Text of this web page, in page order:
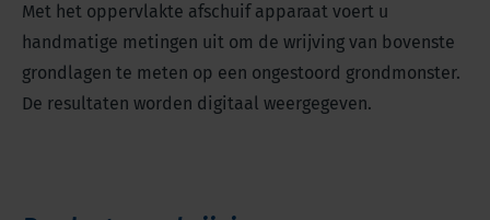
Met het oppervlakte afschuif apparaat voert u
handmatige metingen uit om de wrijving van bovenste
grondlagen te meten op een ongestoord grondmonster.
De resultaten worden digitaal weergegeven.